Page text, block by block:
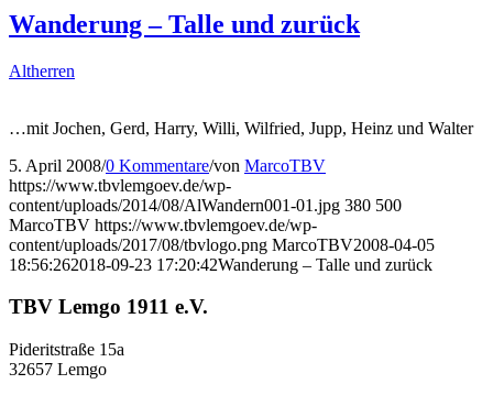
Wanderung – Talle und zurück
Altherren
…mit Jochen, Gerd, Harry, Willi, Wilfried, Jupp, Heinz und Walter
5. April 2008/0 Kommentare/von MarcoTBV
https://www.tbvlemgoev.de/wp-
content/uploads/2014/08/AlWandern001-01.jpg 380 500
MarcoTBV https://www.tbvlemgoev.de/wp-
content/uploads/2017/08/tbvlogo.png MarcoTBV2008-04-05
18:56:262018-09-23 17:20:42Wanderung – Talle und zurück
TBV Lemgo 1911 e.V.
Pideritstraße 15a
32657 Lemgo